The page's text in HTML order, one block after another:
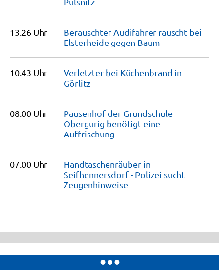
13.26 Uhr
Berauschter Audifahrer rauscht bei
Elsterheide gegen Baum
10.43 Uhr
Verletzter bei Küchenbrand in
Görlitz
08.00 Uhr
Pausenhof der Grundschule
Obergurig benötigt eine
Auffrischung
07.00 Uhr
Handtaschenräuber in
Seifhennersdorf - Polizei sucht
Zeugenhinweise